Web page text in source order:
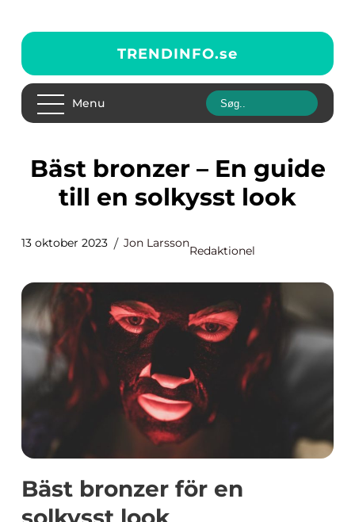
TRENDINFO.se
Menu
Bäst bronzer – En guide
till en solkysst look
13 oktober 2023 Jon Larsson
Redaktionel
Bäst bronzer för en